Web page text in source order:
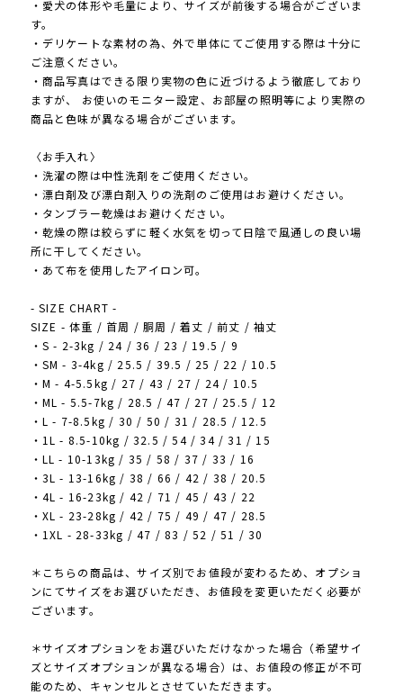
・愛犬の体形や毛量により、サイズが前後する場合がございま
す。
・デリケートな素材の為、外で単体にてご使用する際は十分に
ご注意ください。
・商品写真はできる限り実物の色に近づけるよう徹底しており
ますが、 お使いのモニター設定、お部屋の照明等により実際の
商品と色味が異なる場合がございます。
〈お手入れ〉
・洗濯の際は中性洗剤をご使用ください。
・漂白剤及び漂白剤入りの洗剤のご使用はお避けください。
・タンブラー乾燥はお避けください。
・乾燥の際は絞らずに軽く水気を切って日陰で風通しの良い場
所に干してください。
・あて布を使用したアイロン可。
- SIZE CHART -
SIZE - 体重 / 首周 / 胴周 / 着丈 / 前丈 / 袖丈
・S - 2-3kg / 24 / 36 / 23 / 19.5 / 9
・SM - 3-4kg / 25.5 / 39.5 / 25 / 22 / 10.5
・M - 4-5.5kg / 27 / 43 / 27 / 24 / 10.5
・ML - 5.5-7kg / 28.5 / 47 / 27 / 25.5 / 12
・L - 7-8.5kg / 30 / 50 / 31 / 28.5 / 12.5
・1L - 8.5-10kg / 32.5 / 54 / 34 / 31 / 15
・LL - 10-13kg / 35 / 58 / 37 / 33 / 16
・3L - 13-16kg / 38 / 66 / 42 / 38 / 20.5
・4L - 16-23kg / 42 / 71 / 45 / 43 / 22
・XL - 23-28kg / 42 / 75 / 49 / 47 / 28.5
・1XL - 28-33kg / 47 / 83 / 52 / 51 / 30
＊こちらの商品は、サイズ別でお値段が変わるため、オプショ
ンにてサイズをお選びいただき、お値段を変更いただく必要が
ございます。
＊サイズオプションをお選びいただけなかった場合（希望サイ
ズとサイズオプションが異なる場合）は、お値段の修正が不可
能のため、キャンセルとさせていただきます。